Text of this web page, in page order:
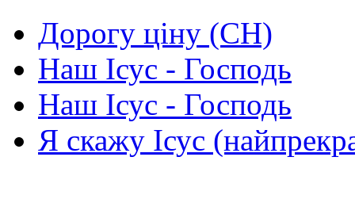
Дорогу ціну (СН)
Наш Ісус - Господь
Наш Ісус - Господь
Я скажу Ісус